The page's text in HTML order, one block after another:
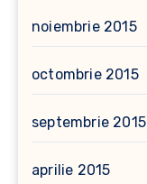
noiembrie 2015
octombrie 2015
septembrie 2015
aprilie 2015